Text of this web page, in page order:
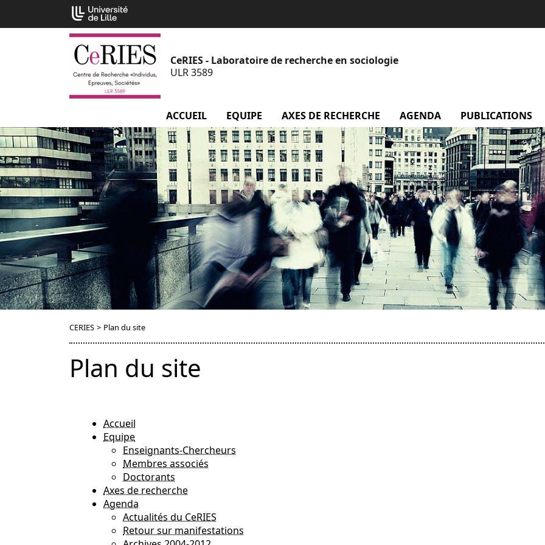
CeRIES - Laboratoire de recherche en sociologie
ULR 3589
ACCUEIL EQUIPE menu Equipe
AXES DE RECHERCHE AGENDA menu Agenda
PUBLICATIONS
CERIES > Plan du site
Plan du site
Accueil
Equipe
Enseignants-Chercheurs
Membres associés
Doctorants
Axes de recherche
Agenda
Actualités du CeRIES
Retour sur manifestations
Cookies management panel